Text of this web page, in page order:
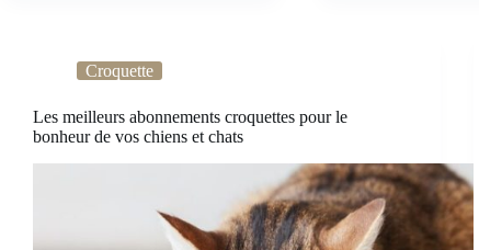
Croquette
Les meilleurs abonnements croquettes pour le
bonheur de vos chiens et chats